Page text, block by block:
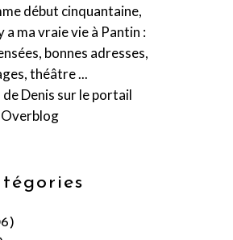
début cinquantaine,
a ma vraie vie à Pantin :
bonnes adresses,
théâtre ...
deDenis sur le portail
Overblog